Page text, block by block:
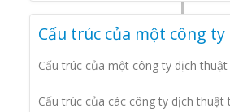
Cấu trúc của một công
Cấu trúc của một công ty dịch thuật
Cấu trúc của các công ty dịch thuật